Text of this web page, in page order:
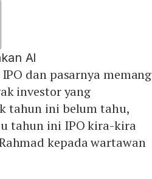
AI
dan pasarnya memang
investor yang
tahun ini belum tahu,
tahun ini IPO kira-kira
kepada wartawan